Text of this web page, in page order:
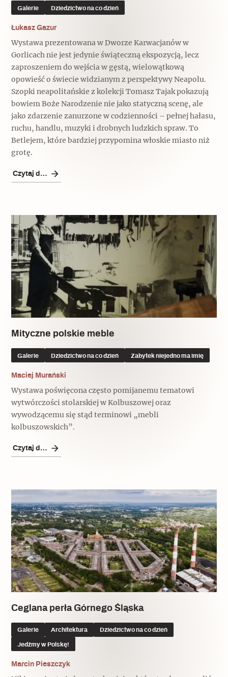
Galerie Dziedzictwo na co dzień
Łukasz Gazur
Wystawa prezentowana w Dworze Karwacjanów w
Gorlicach nie jest jedynie świąteczną ekspozycją, lecz
zaproszeniem do wejścia w gęstą, wielowątkową
opowieść o świecie widzianym z perspektywy Neapolu.
Szopki neapolitańskie z kolekcji Tomasz Tajak pokazują
bowiem Boże Narodzenie nie jako statyczną scenę, ale
jako zdarzenie zanurzone w codzienności – pełnej hałasu,
ruchu, handlu, muzyki i drobnych ludzkich spraw. To
Betlejem, które bardziej przypomina włoskie miasto niż
grotę.
Czytaj dalej
Mityczne polskie meble
Galerie Dziedzictwo na co dzień Zabytek niejedno ma imię
Maciej Murański
Wystawa poświęcona często pomijanemu tematowi
wytwórczości stolarskiej w Kolbuszowej oraz
wywodzącemu się stąd terminowi „mebli
kolbuszowskich”.
Czytaj dalej
Ceglana perła Górnego Śląska
Galerie Architektura Dziedzictwo na co dzień
Jedźmy w Polskę!
Marcin Pieszczyk